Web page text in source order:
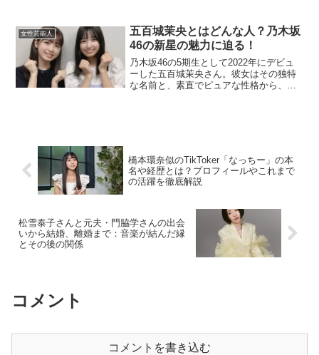
かりさんの身長は 154cm とされていま
す。小柄ながらもバ...
女性芸能人
五百城茉央とはどんな人？乃木坂
46の新星の魅力に迫る！
乃木坂46の5期生として2022年にデビュ
ーした五百城茉央さん。彼女はその独特
な名前と、素直でピュアな性格から、フ
橋本環奈似のTikToker「なっちー」の本
名や経歴とは？プロフィールやこれまで
の活躍を徹底解説
松雪泰子さんと元夫・門脇学さんの出会
いから結婚、離婚まで：音楽が結んだ縁
とその後の関係
コメント
コメントを書き込む